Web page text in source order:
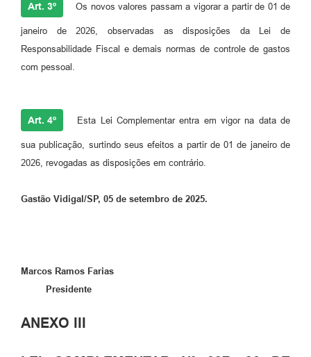
Art. 3º Os novos valores passam a vigorar a partir de 01 de
janeiro de 2026, observadas as disposições da Lei de
Responsabilidade Fiscal e demais normas de controle de gastos
com pessoal.
Art. 4º Esta Lei Complementar entra em vigor na data de
sua publicação, surtindo seus efeitos a partir de 01 de janeiro de
2026, revogadas as disposições em contrário.
Gastão Vidigal/SP, 05 de setembro de 2025.
Marcos Ramos Farias
Presidente
ANEXO III